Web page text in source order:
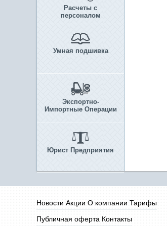
Расчеты с
персоналом
Умная подшивка
Экспортно-
Импортные Операции
Юрист Предприятия
Новости Акции О компании Тарифы
Публичная оферта Контакты